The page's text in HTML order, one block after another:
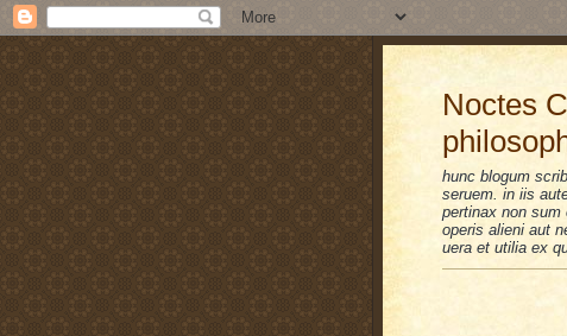
Noctes
hunc blogum
seruem. in iis
pertinax non sum
operis alieni aut
uera et utilia ex